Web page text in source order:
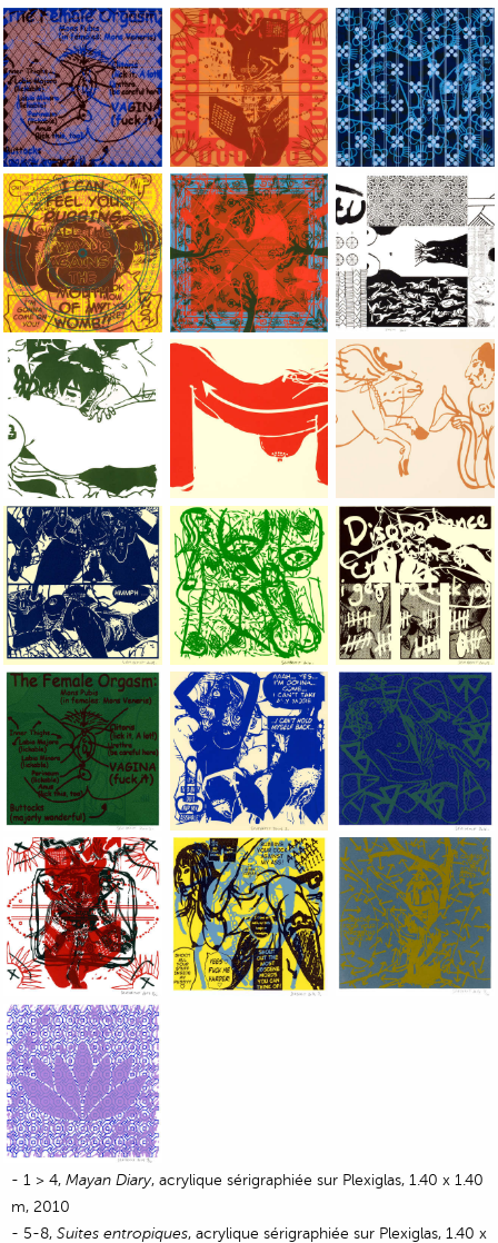
- 1 > 4, Mayan Diary, acrylique sérigraphiée sur Plexiglas, 1.40 x 1.40
m, 2010
- 5-8, Suites entropiques, acrylique sérigraphiée sur Plexiglas, 1.40 x